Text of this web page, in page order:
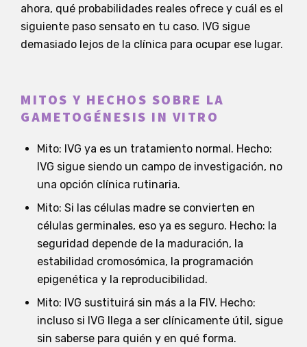
ahora, qué probabilidades reales ofrece y cuál es el
siguiente paso sensato en tu caso. IVG sigue
demasiado lejos de la clínica para ocupar ese lugar.
MITOS Y HECHOS SOBRE LA
GAMETOGÉNESIS IN VITRO
Mito: IVG ya es un tratamiento normal. Hecho:
IVG sigue siendo un campo de investigación, no
una opción clínica rutinaria.
Mito: Si las células madre se convierten en
células germinales, eso ya es seguro. Hecho: la
seguridad depende de la maduración, la
estabilidad cromosómica, la programación
epigenética y la reproducibilidad.
Mito: IVG sustituirá sin más a la FIV. Hecho:
incluso si IVG llega a ser clínicamente útil, sigue
sin saberse para quién y en qué forma.